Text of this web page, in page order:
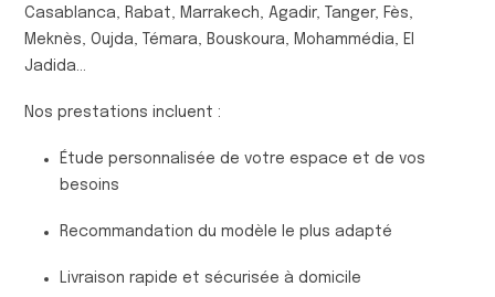
Casablanca, Rabat, Marrakech, Agadir, Tanger, Fès,
Meknès, Oujda, Témara, Bouskoura, Mohammédia, El
Jadida…
Nos prestations incluent :
Étude personnalisée de votre espace et de vos
besoins
Recommandation du modèle le plus adapté
Livraison rapide et sécurisée à domicile